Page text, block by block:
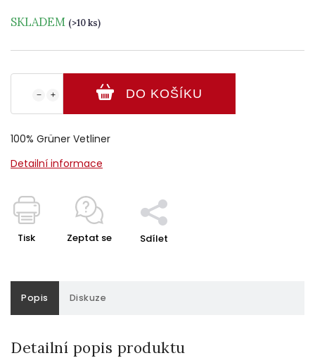
SKLADEM (>10 ks)
+
− DO KOŠÍKU
100% Grüner Vetliner
Detailní informace
Tisk Zeptat se Sdílet
Popis Diskuze
Detailní popis produktu